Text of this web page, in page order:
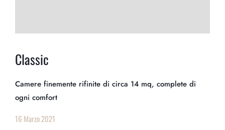
Classic
Camere finemente rifinite di circa 14 mq, complete di
ogni comfort
16 Marzo 2021